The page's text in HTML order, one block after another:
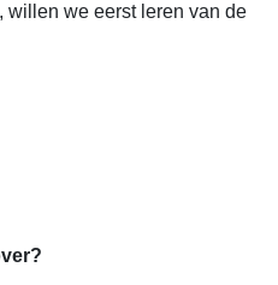
willen we eerst leren van de